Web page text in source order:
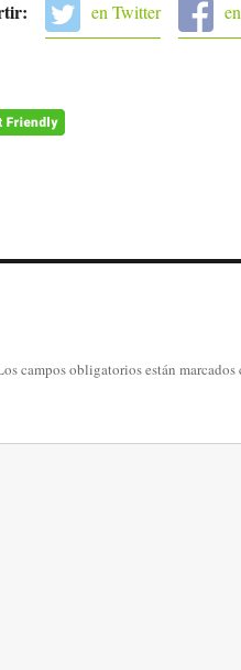
en Twitter
campos obligatorios están marcados